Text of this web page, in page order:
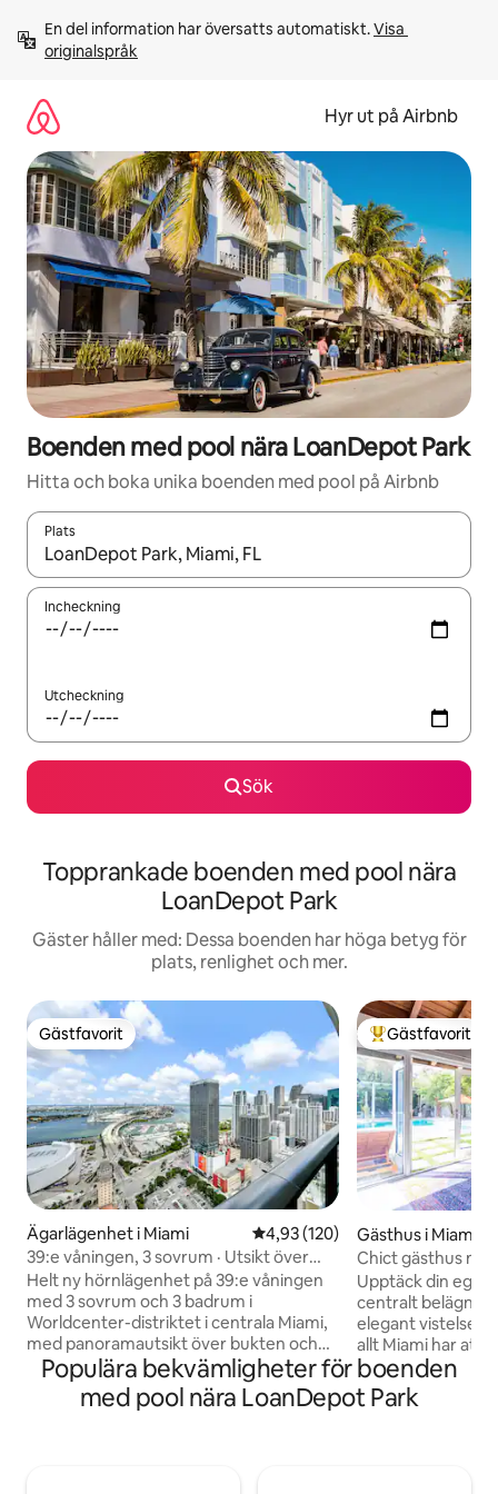
innehåll
En del information har översatts automatiskt. Visa
originalspråk
Hyr ut på Airbnb
Boenden med pool nära LoanDepot Park
Hitta och boka unika boenden med pool på Airbnb
Plats
När resultaten är tillgängliga kan du navigera med upp- och
Incheckning
Utcheckning
Sök
Topprankade boenden med pool nära
LoanDepot Park
Gäster håller med: Dessa boenden har höga betyg för
plats, renlighet och mer.
Gästfavorit
Gästfavorit
Ägarlägenhet i Miami 4,93 av 5 i genomsnittligt
4,93 (120)
39:e våningen, 3 sovrum · Utsikt över
bukten och staden · Sovplats för 8
personer
Helt ny hörnlägenhet på 39:e våningen
med 3 sovrum och 3 badrum i
Worldcenter-distriktet i centrala Miami,
med panoramautsikt över bukten och
staden från en balkong på 23
kvadratmeter och fönster från golv till
tak. 120 kvadratmeter utrymme fördelat
Populär
Gästfavorit
Gästhus i Miami
Chict gästhus
grill, minigolf
Upptäck din egen
centralt belägna
elegant vistelse
allt Miami har att
bekvämligheter:
poolen,
roliga minigolfen
Populära bekvämligheter för boenden
med pool nära LoanDepot Park